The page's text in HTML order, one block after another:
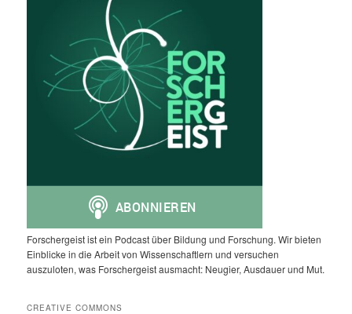
Forschergeist ist ein Podcast über Bildung und Forschung. Wir bieten
Einblicke in die Arbeit von Wissenschaftlern und versuchen
auszuloten, was Forschergeist ausmacht: Neugier, Ausdauer und Mut.
CREATIVE COMMONS